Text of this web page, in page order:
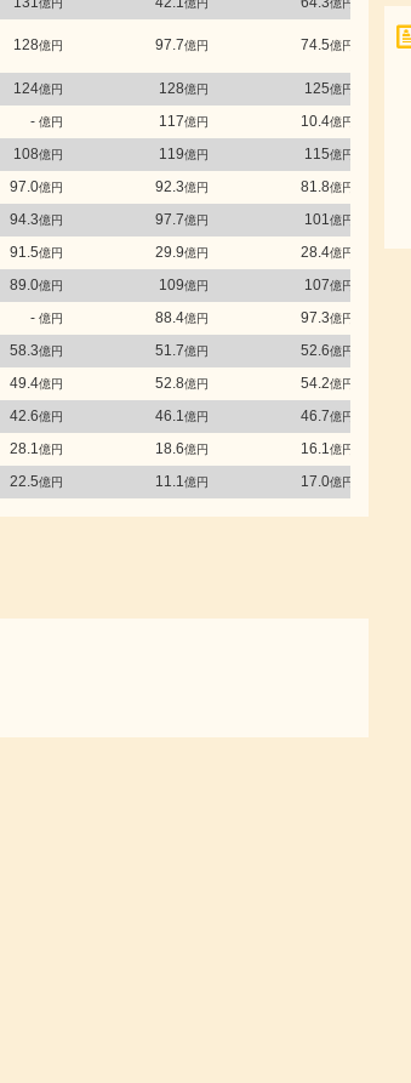
億円 億円 億円
128億円 97.7億円 74.5億円
124億円 128億円 125億円
- 億円 117億円 10.4億円
108億円 119億円 115億円
97.0億円 92.3億円 81.8億円
94.3億円 97.7億円 101億円
91.5億円 29.9億円 28.4億円
89.0億円 109億円 107億円
- 億円 88.4億円 97.3億円
58.3億円 51.7億円 52.6億円
49.4億円 52.8億円 54.2億円
42.6億円 46.1億円 46.7億円
28.1億円 18.6億円 16.1億円
22.5億円 11.1億円 17.0億円